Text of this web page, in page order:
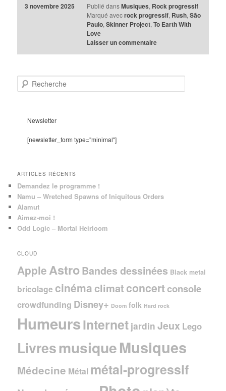
3 novembre 2025 Publié dans Musiques, Rock progressif
Marqué avec rock progressif, Rush, São
Paulo, Skinner Project, To Earth With
Love
Laisser un commentaire
e
Newsletter
[newsletter_form type="minimal"]
ARTICLES RÉCENTS
Demandez le programme !
Namu – Wretched Spawns of Iniquitous Orders
Alamut
Aimez-moi !
Odd Logic – Mortal Heirloom
CLOUD
Apple AstroBandes dessinées Black metal
bricolage cinéma climat concertconsole
crowdfunding Disney+ Doom folk Hard rock
HumeursInternet jardin Jeux Lego
LivresmusiqueMusiques
Médecine Métal métal-progressif